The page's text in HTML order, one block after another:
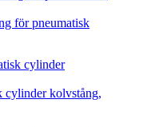
för pneumatisk
cylinder kolvstång,